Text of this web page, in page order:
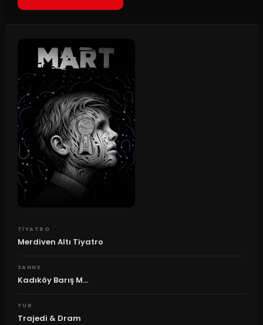
TIYATRO
Merdiven Altı Tiyatro
SAHNE
Kadıköy Barış M...
TUR
Trajedi & Dram